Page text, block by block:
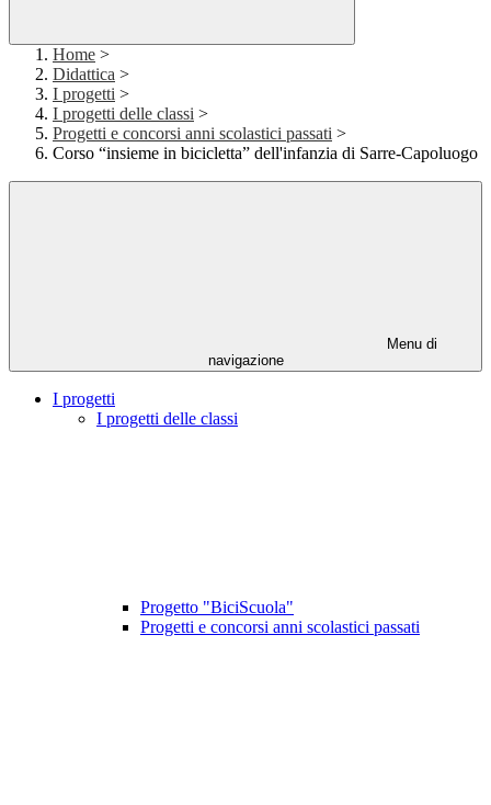
Home >
Didattica >
I progetti >
I progetti delle classi >
Progetti e concorsi anni scolastici passati >
Corso “insieme in bicicletta” dell'infanzia di Sarre-Capoluogo
Menu di
navigazione
I progetti
I progetti delle classi
Progetto "BiciScuola"
Progetti e concorsi anni scolastici passati